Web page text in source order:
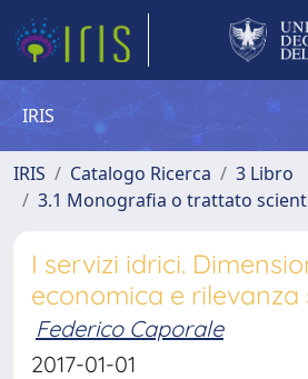
IRIS
IRIS Catalogo Ricerca
3 Libro
3.1 Monografia o trattato
I servizi idrici.
economica e rilevanza
Federico Caporale
2017-01-01